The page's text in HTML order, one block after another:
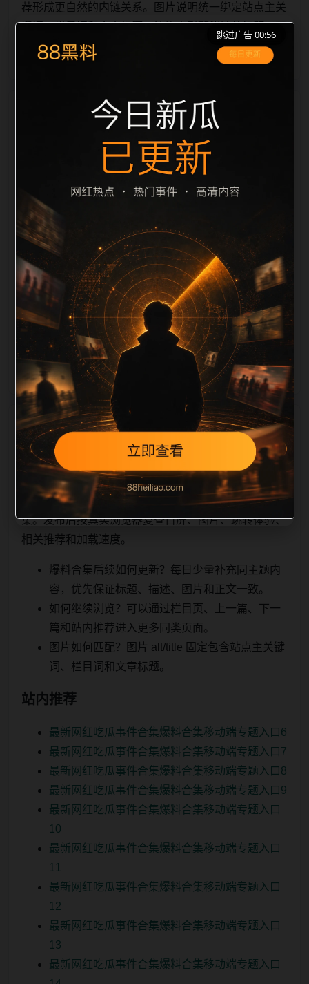
荐形成更自然的内链关系。图片说明统一绑定站点主关
键词、栏目词和文章标题，让搜索引擎能够从标题、正
文、图片 alt、title 之
栏目内容归集
间识别一致主题。后续每日采集时，建议继续执行远程
图片本地化、坏图默认图兜底、标题去重和 description
长度过滤。如果同一主题下有多个相近页面，应通过不
同角度补充事件背景、访问场景、相关问题或专题入
口，降低站群页面之间的重复感。页面底部保留同类推
荐、上一篇下一篇和 sitemap 入口，保证重要页面点击
深度尽量控制在三次以内。正文维护时可按用户搜索路
径补充三类信息：入口是否稳定、同栏目还有哪些可继
续阅读、移动端打开时图片和摘要是否一致。每次新增
内容后同步检查标题、description、canonical、主题
图、alt、title和推荐链接，确保页面既能被搜索引擎理
解，也能让真实用户
相关问题与推荐
顺着栏目继续浏览。同站连续更新时避免重复标题和重
复首段，优先补充不同关键词、不同栏目词和不同问题
角度。栏目页则保留清晰入口，方便后续专题自动归
集。发布后按真实浏览器复查首屏、图片、跳转体验、
相关推荐和加载速度。
爆料合集后续如何更新？每日少量补充同主题内
容，优先保证标题、描述、图片和正文一致。
如何继续浏览？可以通过栏目页、上一篇、下一
篇和站内推荐进入更多同类页面。
图片如何匹配？图片 alt/title 固定包含站点主关键
词、栏目词和文章标题。
站内推荐
最新网红吃瓜事件合集爆料合集移动端专题入口6
最新网红吃瓜事件合集爆料合集移动端专题入口7
最新网红吃瓜事件合集爆料合集移动端专题入口8
最新网红吃瓜事件合集爆料合集移动端专题入口9
最新网红吃瓜事件合集爆料合集移动端专题入口
10
最新网红吃瓜事件合集爆料合集移动端专题入口
11
最新网红吃瓜事件合集爆料合集移动端专题入口
12
最新网红吃瓜事件合集爆料合集移动端专题入口
13
最新网红吃瓜事件合集爆料合集移动端专题入口
跳过广告 00:56